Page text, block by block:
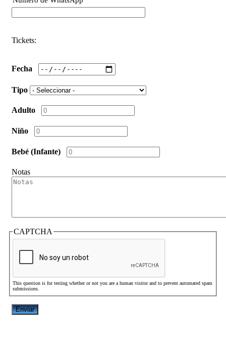
Tickets:
Fecha
Tipo
Adulto
Niño
Bebé (Infante)
Notas
CAPTCHA
This question is for testing whether or not you are a human visitor and to prevent automated spam
submissions.